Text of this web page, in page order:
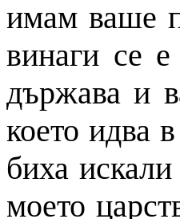
имам ваше
винаги се
държава и
което идва
биха
моето